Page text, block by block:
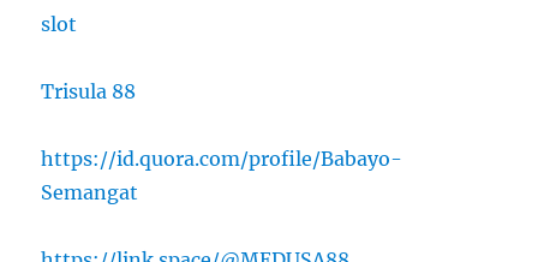
slot
Trisula 88
https://id.quora.com/profile/Babayo-
Semangat